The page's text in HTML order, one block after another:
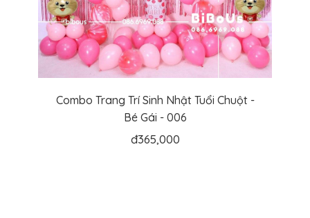
Combo Trang Trí Sinh Nhật Tuổi Chuột -
Bé Gái - 006
đ365,000